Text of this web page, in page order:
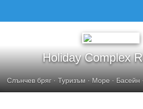
Holiday Complex
Слънчев бряг · Туризъм · Море · Басейн